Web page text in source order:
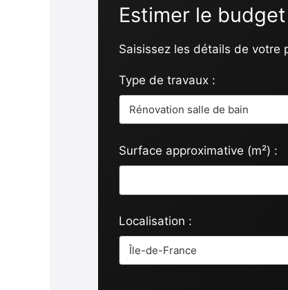
Estimer le
Saisissez les détails de votre
Type de travaux :
Surface approximative (m²) :
Localisation :